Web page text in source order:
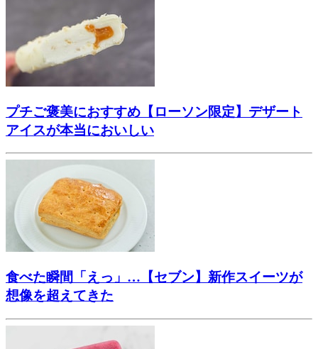
プチご褒美におすすめ【ローソン限定】デザート
アイスが本当においしい
食べた瞬間「えっ」…【セブン】新作スイーツが
想像を超えてきた